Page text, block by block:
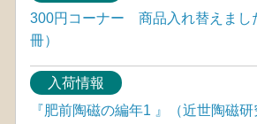
300円コーナー 商品入れ替えまし
冊）
入荷情報
『肥前陶磁の編年1 』（近世陶磁